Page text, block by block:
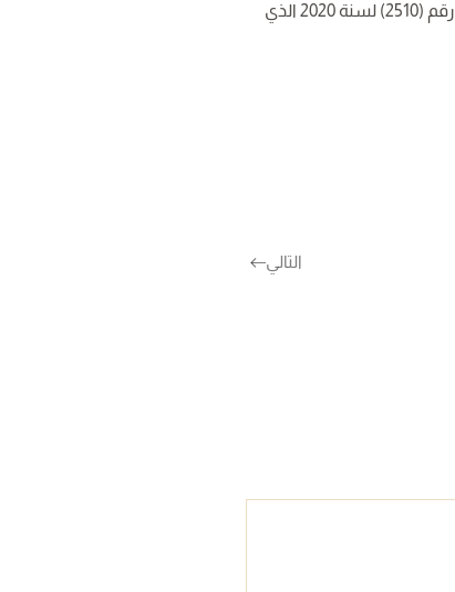
وجدد سعادة السفير خلال اللقاء، دعم بلاده لحكومة الوفاق الوطني، والحرص على تنفيذ قرار مجلس الأمن الدولي رقم (2510) لسنة 2020 الذي
التالي